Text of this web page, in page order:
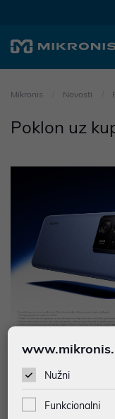
Mikronis Novosti
Poklon uz
Kupi novi Xiaomi 13T
Nužni
Funkcionalni